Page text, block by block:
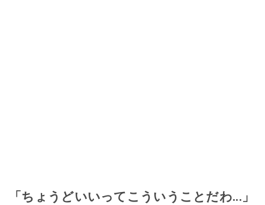
「ちょうどいいってこういうことだわ...」